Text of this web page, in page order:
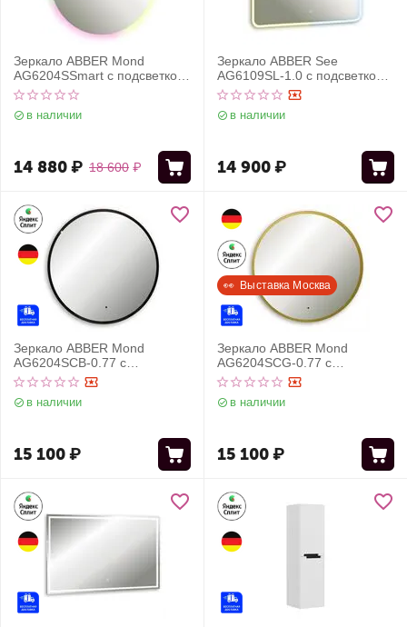
Зеркало ABBER Mond
AG6204SSmart с подсветкой,
SMART-управление
в наличии
18 600 ₽
14 880₽
Зеркало ABBER See
AG6109SL-1.0 с подсветкой,
сенсорный выключатель,
диммер
в наличии
14 900₽
Зеркало ABBER Mond
AG6204SCB-0.77 с
подсветкой, бесконтактный
выключатель, диммер,
черный
в наличии
15 100₽
👀  Выставка Москва
Зеркало ABBER Mond
AG6204SCG-0.77 с
подсветкой, бесконтактный
выключатель, диммер,
золото
в наличии
15 100₽